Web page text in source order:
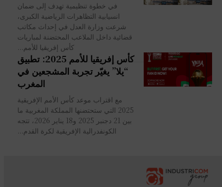
في خطوة تنظيمية تهدف إلى ضمان
انسيابية التظاهرات الرياضية الكبرى،
شرعت وزارة العدل في إحداث مكاتب
قضائية داخل الملاعب المحتضنة لمباريات
كأس إفريقيا للأمم...
كأس إفريقيا للأمم 2025: تطبيق
“يلا” يغيّر تجربة المشجعين في
المغرب
مع اقتراب موعد كأس الأمم الإفريقية
2025 التي ستحتضنها المملكة المغربية ما
بين 21 دجنبر 2025 و18 يناير 2026، تتجه
الكونفدرالية الإفريقية لكرة القدم...